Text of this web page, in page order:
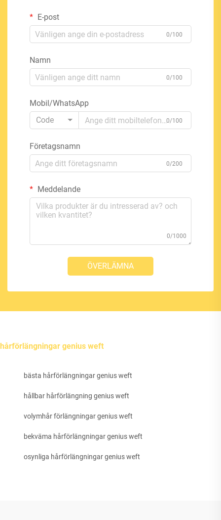
E-post
0/100
Namn
0/100
Mobil/WhatsApp
Code
0/100
Företagsnamn
0/200
Meddelande
0/1000
ÖVERLÄMNA
hårförlängningar genius weft
bästa hårförlängningar genius weft
hållbar hårförlängning genius weft
volymhår förlängningar genius weft
bekväma hårförlängningar genius weft
osynliga hårförlängningar genius weft